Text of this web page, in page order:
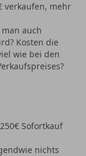
verkaufen, mehr
auch
Kosten die
wie bei den
Sofortkauf
nichts